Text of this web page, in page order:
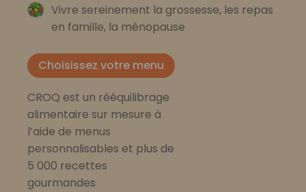
Vivre sereinement la grossesse, les repas
en famille, la ménopause
Choisissez votre menu
CROQ est un rééquilibrage
alimentaire sur mesure à
l’aide de menus
personnalisables et plus de
5 000 recettes
gourmandes